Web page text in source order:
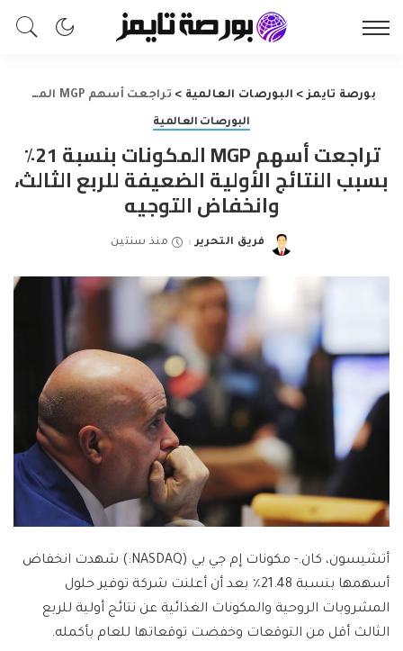
بورصة تايمز> البورصات العالمية > تراجعت أسهم MGP المكونات بنسبة 21٪ بسبب النتائج الأولية الضعيفة للربع الثالث، وانخفاض التوجيه
البورصات العالمية
تراجعت أسهم MGP المكونات بنسبة 21٪
بسبب النتائج الأولية الضعيفة للربع الثالث،
وانخفاض التوجيه
Posted
فريق التحرير منذ سنتين
أتشيسون، كان.- مكونات إم جي بي
(NASDAQ:) شهدت انخفاض
أسهمها بنسبة 21.48٪ بعد أن أعلنت شركة توفير حلول
المشروبات الروحية والمكونات الغذائية عن نتائج أولية للربع
الثالث أقل من التوقعات وخفضت توقعاتها للعام بأكمله.